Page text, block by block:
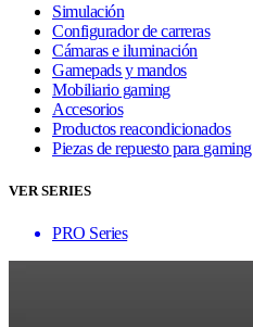
Simulación
Configurador de carreras
Cámaras e iluminación
Gamepads y mandos
Mobiliario gaming
Accesorios
Productos reacondicionados
Piezas de repuesto para gaming
VER SERIES
PRO Series